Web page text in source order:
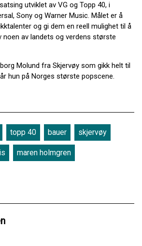
utviklet av VG og Topp 40, i
Sony og Warner Music. Målet er å
og gi dem en reell mulighet til å
av landets og verdens største
Molund fra Skjervøy som gikk helt til
hun på Norges største popscene.
topp 40 bauer skjervøy
maren holmgren